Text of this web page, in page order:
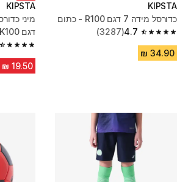
KIPSTA
כדורסל מידה 7 דגם R100 - כתום
4.7
4.7 out of 5 stars from 3287 reviews
(3287)
KIPSTA
דגם K100 - כחול
4.8 out of 5 stars from 6619 reviews